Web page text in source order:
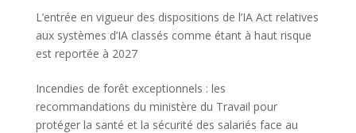
L’entrée en vigueur des dispositions de l’IA Act relatives
aux systèmes d’IA classés comme étant à haut risque
est reportée à 2027
Incendies de forêt exceptionnels : les
recommandations du ministère du Travail pour
protéger la santé et la sécurité des salariés face au